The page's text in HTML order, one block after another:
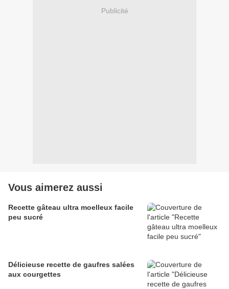
Publicité
Vous aimerez aussi
Recette gâteau ultra moelleux facile
peu sucré
Délicieuse recette de gaufres salées
aux courgettes